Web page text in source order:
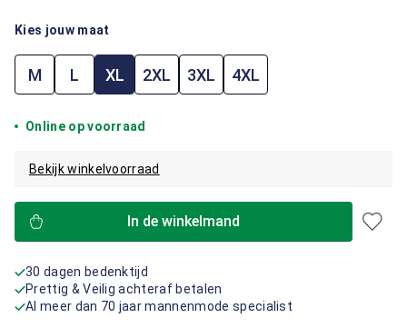
Kies jouw maat
M L XL 2XL 3XL 4XL
Online op voorraad
Bekijk winkelvoorraad
In de winkelmand
30 dagen bedenktijd
Prettig & Veilig achteraf betalen
Al meer dan 70 jaar mannenmode specialist